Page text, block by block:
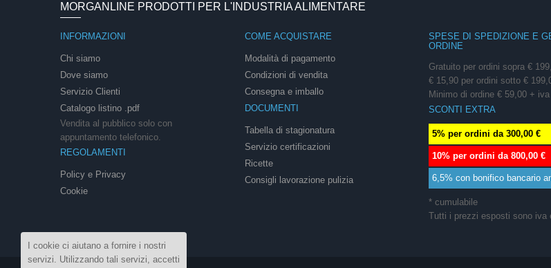
MORGANLINE PRODOTTI PER L'INDUSTRIA ALIMENTARE
INFORMAZIONI
Chi siamo
Dove siamo
Servizio Clienti
Catalogo listino .pdf
Vendita al pubblico solo con
appuntamento telefonico.
REGOLAMENTI
Policy e Privacy
Cookie
COME ACQUISTARE
Modalità di pagamento
Condizioni di vendita
Consegna e imballo
DOCUMENTI
Tabella di stagionatura
Servizio certificazioni
Ricette
Consigli lavorazione pulizia
SPESE DI SPEDIZIONE E
ORDINE
Gratuito per ordini sopra €
€ 15,90 per ordini sotto €
Minimo di ordine € 59,00 + iva
SCONTI EXTRA
5% per ordini da 300,00 €
10% per ordini da 800,00 €
6,5% con bonifico bancario
* cumulabile
Tutti i prezzi esposti sono iva
I cookie ci aiutano a fornire i nostri
servizi. Utilizzando tali servizi, accetti